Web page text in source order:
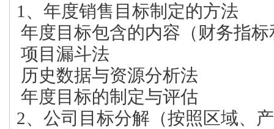
1、年度销售目标制定的方法
年度目标包含的内容（财务指
项目漏斗法
历史数据与资源分析法
年度目标的制定与评估
2、公司目标分解（按照区域、